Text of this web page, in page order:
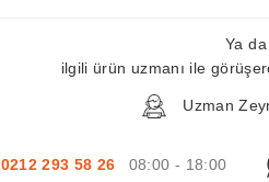
Ya da
ilgili ürün uzmanı ile
Uzman
0212 293 58 26 08:00 - 18:00